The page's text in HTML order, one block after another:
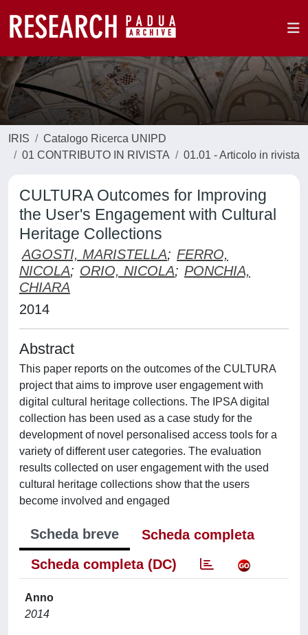
IRIS
Catalogo Ricerca UNIPD
01 CONTRIBUTO IN RIVISTA
01.01 - Articolo in rivista
CULTURA Outcomes for Improving
the User's Engagement with Cultural
Heritage Collections
AGOSTI, MARISTELLA; FERRO,
NICOLA; ORIO, NICOLA; PONCHIA,
CHIARA
2014
Abstract
This paper reports on the outcomes of the CULTURA
project that aims to improve user engagement with
digital cultural heritage collections. The IPSA digital
collection has been used as a case study for the
development of novel personalised access tools for a
variety of different user categories. The evaluation
results collected on user engagement with the used
cultural heritage collections show that the users
become involved and engaged
Scheda breve
Scheda completa
Scheda completa (DC)
Anno
2014